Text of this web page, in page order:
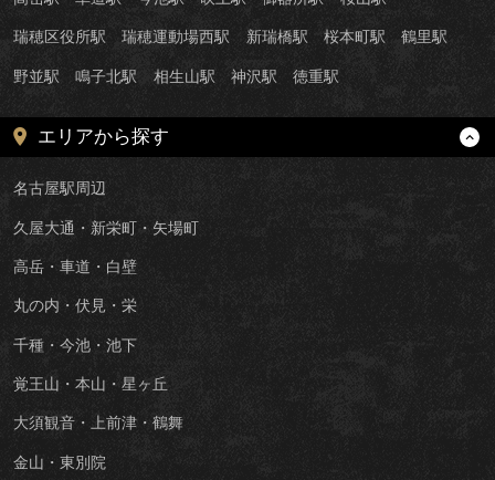
瑞穂区役所駅 瑞穂運動場西駅 新瑞橋駅 桜本町駅 鶴里駅
野並駅 鳴子北駅 相生山駅 神沢駅 徳重駅
エリアから探す
名古屋駅周辺
久屋大通・新栄町・矢場町
高岳・車道・白壁
丸の内・伏見・栄
千種・今池・池下
覚王山・本山・星ヶ丘
大須観音・上前津・鶴舞
金山・東別院